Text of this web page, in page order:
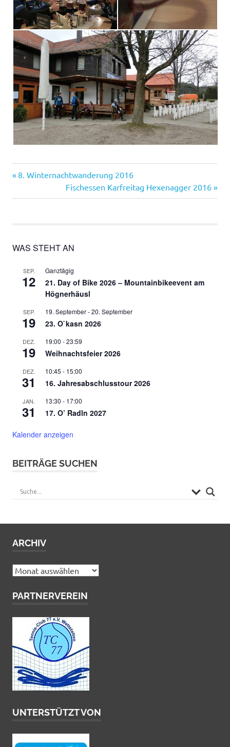
Beitragsnavigation
Vorheriger
8. Winternachtwanderung 2016
Nächster
Beitrag:
Fischessen Karfreitag Hexenagger 2016
WAS STEHT AN
SEP.
12
Ganztägig
21. Day of Bike 2026 – Mountainbikeevent am
Högnerhäusl
SEP.
19
19. September-20. September
23. O`kasn 2026
DEZ.
19
19:00 -23:59
Weihnachtsfeier 2026
DEZ.
31
10:45 - 15:00
16. Jahresabschlusstour 2026
JAN.
31
13:30 - 17:00
17. O’ Radln 2027
Kalender anzeigen
BEITRÄGE SUCHEN
ARCHIV
Archiv
PARTNERVEREIN
UNTERSTÜTZT VON